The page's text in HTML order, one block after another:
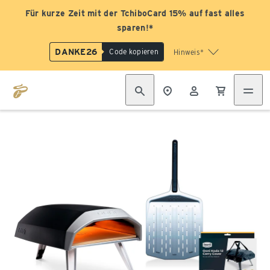
Für kurze Zeit mit der TchiboCard 15% auf fast alles
sparen!*
DANKE26 Code kopieren Hinweis*